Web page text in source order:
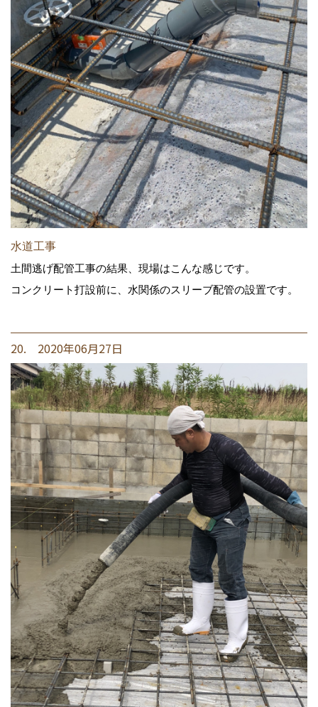
水道工事
土間逃げ配管工事の結果、現場はこんな感じです。
コンクリート打設前に、水関係のスリーブ配管の設置です。
20. 2020年06月27日